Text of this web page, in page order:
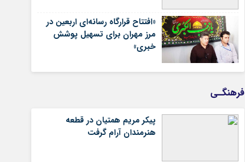
«افتتاح قرارگاه رسانه‌ای اربعین در
مرز مهران برای تسهیل پوشش
خبری»
فرهنگـی
پیکر مریم همتیان در قطعه
هنرمندان آرام گرفت